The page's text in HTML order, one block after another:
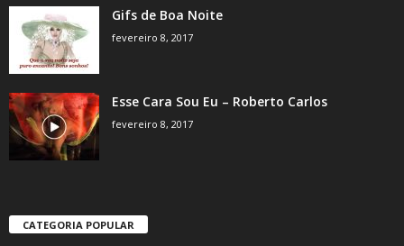
Gifs de Boa Noite
fevereiro 8, 2017
Esse Cara Sou Eu – Roberto Carlos
fevereiro 8, 2017
CATEGORIA POPULAR